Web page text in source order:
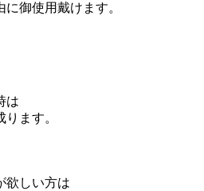
御使用戴けます。
は
ます。
欲しい方は